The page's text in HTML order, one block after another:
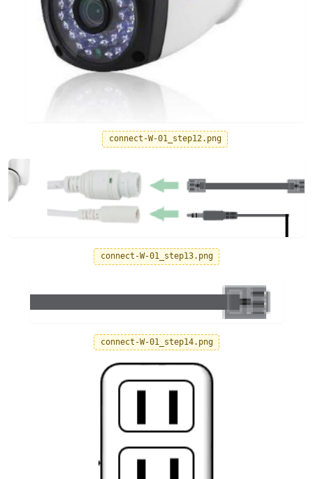
connect-W-01_step12.png
connect-W-01_step13.png
connect-W-01_step14.png